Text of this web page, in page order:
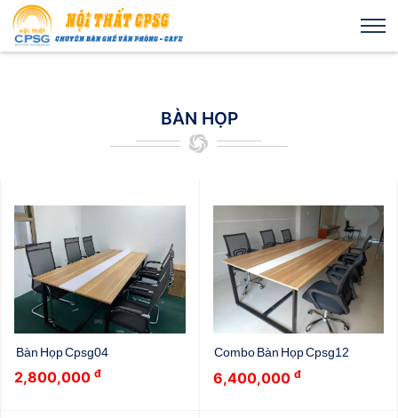
BÀN HỌP
Bàn Họp Cpsg04
2,800,000 đ
Combo Bàn Họp Cpsg12
6,400,000 đ